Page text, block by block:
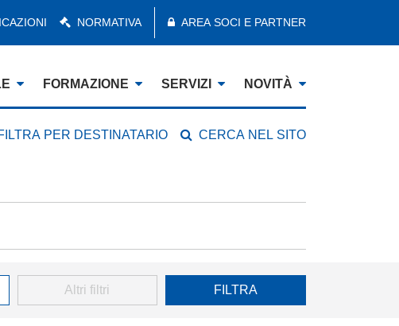
NORMATIVA AREA SOCI E PARTNER
FORMAZIONE SERVIZI NOVITÀ
PER DESTINATARIO CERCA NEL SITO
Altri filtri FILTRA